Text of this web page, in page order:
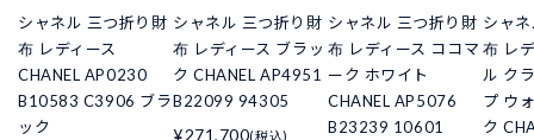
シャネル 三つ折り財
布 レディース
CHANEL AP0230
B10583 C3906 ブラ
ック
シャネル 三つ折り財
布 レディース ブラッ
ク CHANEL AP4951
B22099 94305
¥271,700(税込)
シャネル 三つ折り財
布 レディース ココマ
ーク ホワイト
CHANEL AP5076
B23239 10601
シャ
布 レ
ル ク
プ ウ
ク